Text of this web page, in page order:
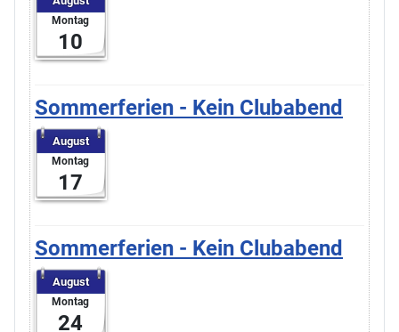
Montag
10
Sommerferien - Kein Clubabend
August
Montag
17
Sommerferien - Kein Clubabend
August
Montag
24